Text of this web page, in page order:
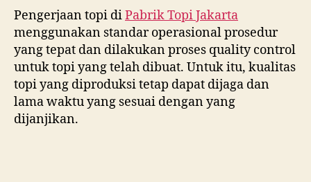
Pengerjaan topi diPabrik Topi Jakarta
menggunakan standar operasional prosedur
yang tepat dan dilakukan proses quality control
untuk topi yang telah dibuat. Untuk itu, kualitas
topi yang diproduksi tetap dapat dijaga dan
lama waktu yang sesuai dengan yang
dijanjikan.